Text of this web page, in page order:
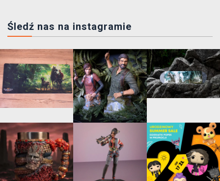
Śledź nas na instagramie